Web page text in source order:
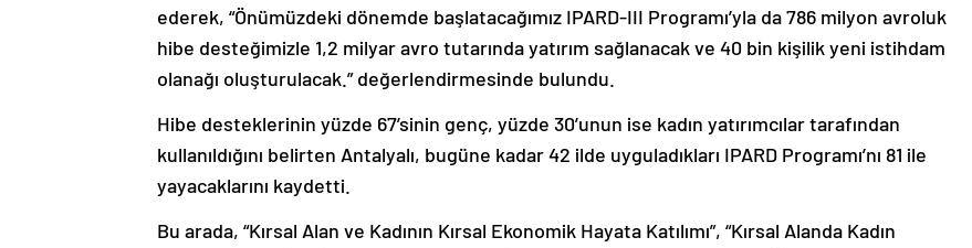
ederek, “Önümüzdeki dönemde başlatacağımız IPARD-III Programı’yla da 786 milyon avroluk
hibe desteğimizle 1,2 milyar avro tutarında yatırım sağlanacak ve 40 bin kişilik yeni istihdam
olanağı oluşturulacak.” değerlendirmesinde bulundu.
Hibe desteklerinin yüzde 67’sinin genç, yüzde 30’unun ise kadın yatırımcılar tarafından
kullanıldığını belirten Antalyalı, bugüne kadar 42 ilde uyguladıkları IPARD Programı’nı 81 ile
yayacaklarını kaydetti.
Bu arada, “Kırsal Alan ve Kadının Kırsal Ekonomik Hayata Katılımı”, “Kırsal Alanda Kadın